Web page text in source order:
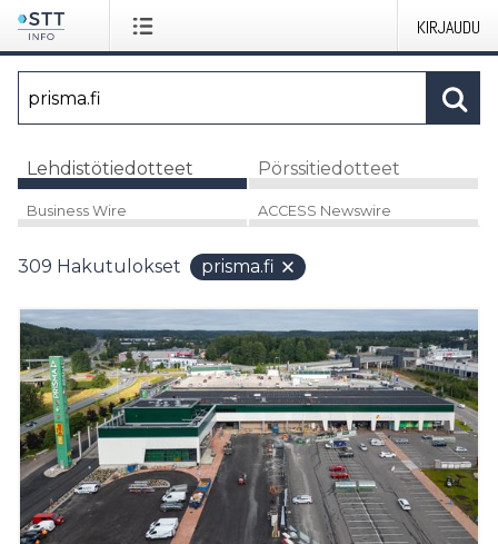
KIRJAUDU
Lehdistötiedotteet Pörssitiedotteet
Business Wire ACCESS Newswire
309 Hakutulokset prisma.fi